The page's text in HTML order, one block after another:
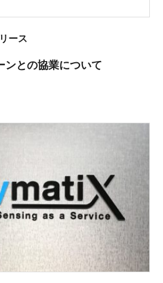
ース
ンとの協業について